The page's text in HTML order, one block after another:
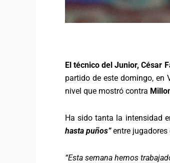
El técnico del Junior, César
partido de este domingo, en
nivel que mostró contra
Ha sido tanta la intensidad
hasta puños”entre jugadores
“Esta semana hemos